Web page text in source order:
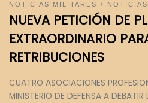
NOTICIAS MILITARES
NUEVA PETICIÓN DE
EXTRAORDINARIO
RETRIBUCIONES
CUATRO ASOCIACIONES
MINISTERIO DE DEFENSA A